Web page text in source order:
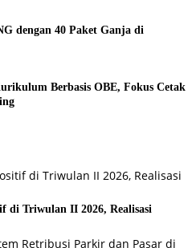
dengan 40 Paket Ganja di
Berbasis OBE, Fokus Cetak
di Triwulan II 2026, Realisasi